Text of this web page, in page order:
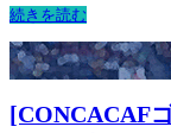
続きを読む
[CONCACAF